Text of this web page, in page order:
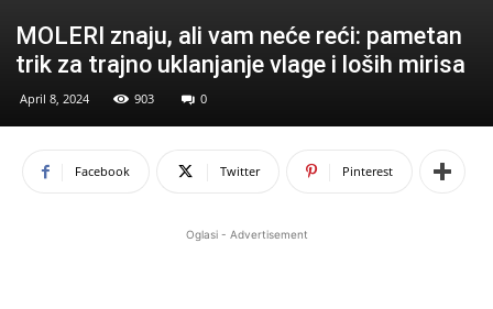
MOLERI znaju, ali vam neće reći: pametan
trik za trajno uklanjanje vlage i loših mirisa
April 8, 2024 903 0
Facebook Twitter Pinterest
Oglasi - Advertisement